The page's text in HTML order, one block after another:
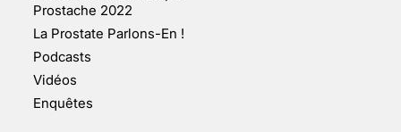
Prostache 2022
La Prostate Parlons-En !
Podcasts
Vidéos
Enquêtes